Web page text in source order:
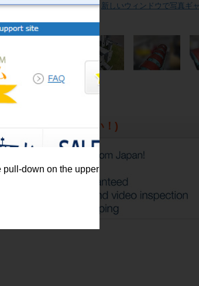
新しいウィンドウで写真ギ
れています。
までご連絡ください！)
pull-down on the upper